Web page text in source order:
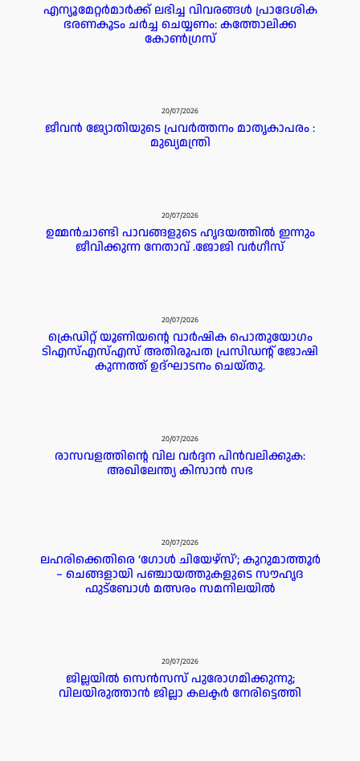
എന്യൂമേറ്റർമാർക്ക് ലഭിച്ച വിവരങ്ങൾ പ്രാദേശിക
ഭരണകൂടം ചർച്ച ചെയ്യണം: കത്തോലിക്ക
കോൺഗ്രസ്
20/07/2026
ജീവൻ ജ്യോതിയുടെ പ്രവർത്തനം മാതൃകാപരം :
മുഖ്യമന്ത്രി
20/07/2026
ഉമ്മൻചാണ്ടി പാവങ്ങളുടെ ഹൃദയത്തിൽ ഇന്നും
ജീവിക്കുന്ന നേതാവ് .ജോജി വർഗീസ്
20/07/2026
ക്രെഡിറ്റ് യൂണിയന്റെ വാർഷിക പൊതുയോഗം
ടിഎസ്എസ്എസ് അതിരൂപത പ്രസിഡൻ്റ് ജോഷി
കുന്നത്ത് ഉദ്ഘാടനം ചെയ്തു.
20/07/2026
രാസവളത്തിൻ്റെ വില വർദ്ദന പിൻവലിക്കുക:
അഖിലേന്ത്യ കിസാൻ സഭ
20/07/2026
ലഹരിക്കെതിരെ ‘ഗോൾ ചിയേഴ്സ്’; കുറുമാത്തൂർ
– ചെങ്ങളായി പഞ്ചായത്തുകളുടെ സൗഹൃദ
ഫുട്ബോൾ മത്സരം സമനിലയിൽ
20/07/2026
ജില്ലയില്‍ സെന്‍സസ് പുരോഗമിക്കുന്നു;
വിലയിരുത്താന്‍ ജില്ലാ കലക്ടര്‍ നേരിട്ടെത്തി